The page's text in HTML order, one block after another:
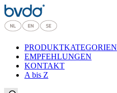
PRODUKTKATEGORIEN
EMPFEHLUNGEN
KONTAKT
A bis Z